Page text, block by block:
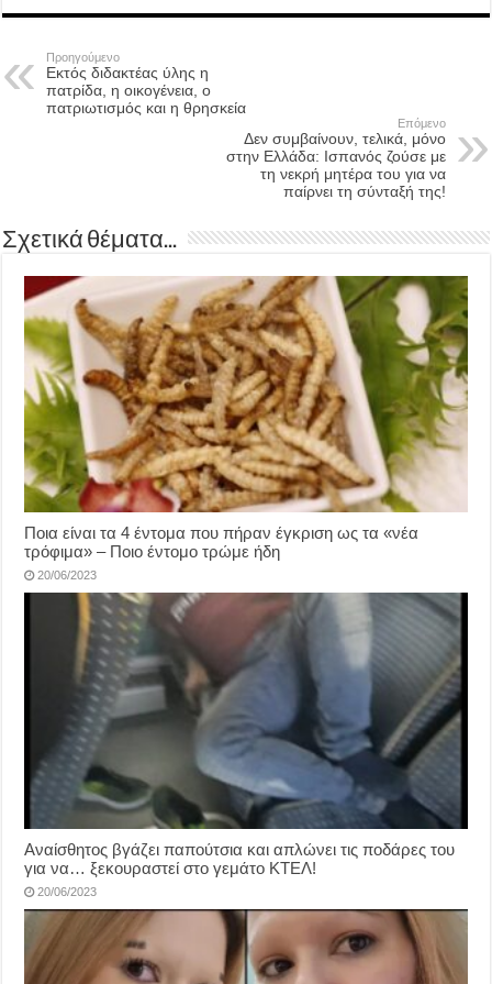
Προηγούμενο
Εκτός διδακτέας ύλης η
πατρίδα, η οικογένεια, ο
πατριωτισμός και η θρησκεία
Επόμενο
Δεν συμβαίνουν, τελικά, μόνο
στην Ελλάδα: Ισπανός ζούσε με
τη νεκρή μητέρα του για να
παίρνει τη σύνταξή της!
Σχετικά θέματα...
Ποια είναι τα 4 έντομα που πήραν έγκριση ως τα «νέα
τρόφιμα» – Ποιο έντομο τρώμε ήδη
20/06/2023
Αναίσθητος βγάζει παπούτσια και απλώνει τις ποδάρες του
για να… ξεκουραστεί στο γεμάτο ΚΤΕΛ!
20/06/2023